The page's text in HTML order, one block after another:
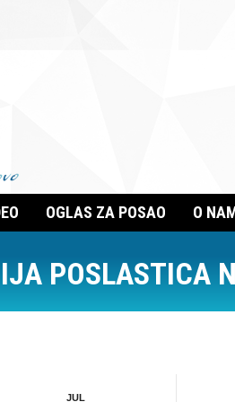
OGLAS ZA POSAO O
POSLASTICA
JUL